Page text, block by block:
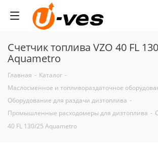
Счетчик топлива VZO 40 FL
Aquametro
Главная - Каталог -
Маслосменное и топливораздаточное
Оборудование для раздачи дизтоплива -
Промышленные расходомеры для дизтоплива -
40 FL 130/25 Aquametro